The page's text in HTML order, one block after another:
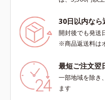
肌）M＝しっとりタイプ（普通肌
乾性肌）*1 シミ・ソバカスが肌表
面にあらわれること*2 メラニンの
生成を抑え、シミ・ソバカスを防ぐ
*3 うるおいにより透明感のある肌
*4 日本化粧品業界で初めてメラニ
ンの第三のルートに着目し、日本
射線影響学会第53回大会で2010年
30日以内なら
開封後でも発送
※商品返送料は
最短ご注文翌
一部地域を除き
ます